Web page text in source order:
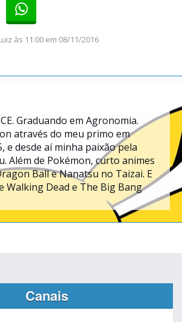
às 11:00 em 08/11/2016
Graduando em Agronomia.
através do meu primo em
e desde aí minha paixão pela
Além de Pokémon, curto animes
Ball e Nanatsu no Taizai. E
Walking Dead e The Big Bang
Canais